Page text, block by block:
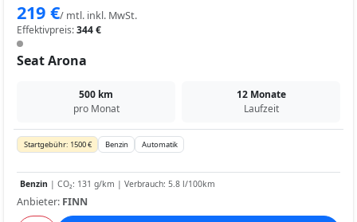
219 €/ mtl. inkl. MwSt.
Effektivpreis:344 €
Seat Arona
500 km
pro Monat
12 Monate
Laufzeit
Startgebühr: 1500 € Benzin Automatik
Benzin | CO₂: 131 g/km | Verbrauch: 5.8 l/100km
Anbieter: FINN